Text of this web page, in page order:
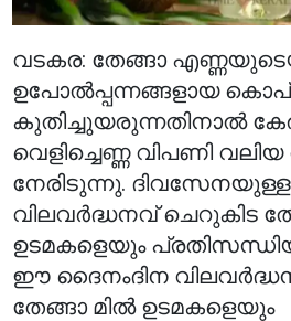
വടകര: തേങ്ങാ
ഉപോൽപ്പന്നങ്ങളായ
കുതിച്ചുയരുന്നതിനാൽ
വെളിച്ചെണ്ണ വിപണി വലിയ
നേരിടുന്നു.
വിലവർദ്ധനവ് ചെറുകിട
ഉടമകളെയും
ഈ ദൈനംദിന
തേങ്ങാ മിൽ ഉടമകളെയും